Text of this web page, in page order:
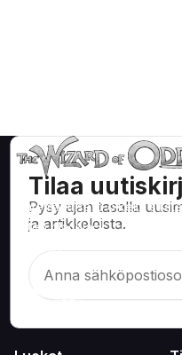
Tilaa
Pysy ajan tasalla
ja artikkeleista.
Matemaattisesti oikeita
kuten blackjack, craps,
peleihin.